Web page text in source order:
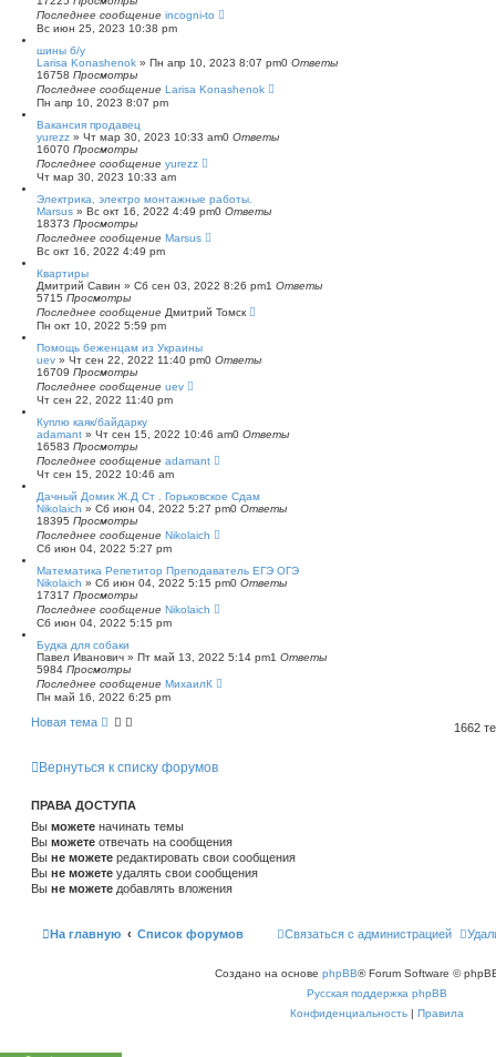
Последнее сообщение incogni-to
Вс июн 25, 2023 10:38 pm
шины б/у
Larisa Konashenok » Пн апр 10, 2023 8:07 pm0 Ответы
16758 Просмотры
Последнее сообщение Larisa Konashenok
Пн апр 10, 2023 8:07 pm
Вакансия продавец
yurezz » Чт мар 30, 2023 10:33 am0 Ответы
16070 Просмотры
Последнее сообщение yurezz
Чт мар 30, 2023 10:33 am
Электрика, электро монтажные работы.
Marsus » Вс окт 16, 2022 4:49 pm0 Ответы
18373 Просмотры
Последнее сообщение Marsus
Вс окт 16, 2022 4:49 pm
Квартиры
Дмитрий Савин » Сб сен 03, 2022 8:26 pm1 Ответы
5715 Просмотры
Последнее сообщение Дмитрий Томск
Пн окт 10, 2022 5:59 pm
Помощь беженцам из Украины
uev » Чт сен 22, 2022 11:40 pm0 Ответы
16709 Просмотры
Последнее сообщение uev
Чт сен 22, 2022 11:40 pm
Куплю каяк/байдарку
adamant » Чт сен 15, 2022 10:46 am0 Ответы
16583 Просмотры
Последнее сообщение adamant
Чт сен 15, 2022 10:46 am
Дачный Домик Ж.Д Ст . Горьковское Сдам
Nikolaich » Сб июн 04, 2022 5:27 pm0 Ответы
18395 Просмотры
Последнее сообщение Nikolaich
Сб июн 04, 2022 5:27 pm
Математика Репетитор Преподаватель ЕГЭ ОГЭ
Nikolaich » Сб июн 04, 2022 5:15 pm0 Ответы
17317 Просмотры
Последнее сообщение Nikolaich
Сб июн 04, 2022 5:15 pm
Будка для собаки
Павел Иванович » Пт май 13, 2022 5:14 pm1 Ответы
5984 Просмотры
Последнее сообщение МихаилК
Пн май 16, 2022 6:25 pm
Новая тема 1662
Вернуться к списку форумов
ПРАВА ДОСТУПА
Вы можете начинать темы
Вы можете отвечать на сообщения
Вы не можете редактировать свои сообщения
Вы не можете удалять свои сообщения
Вы не можете добавлять вложения
На главную Список форумов Связаться с администрацией
Создано на основе phpBB® Forum Software ©
Русская поддержка phpBB
Конфиденциальность | Правила